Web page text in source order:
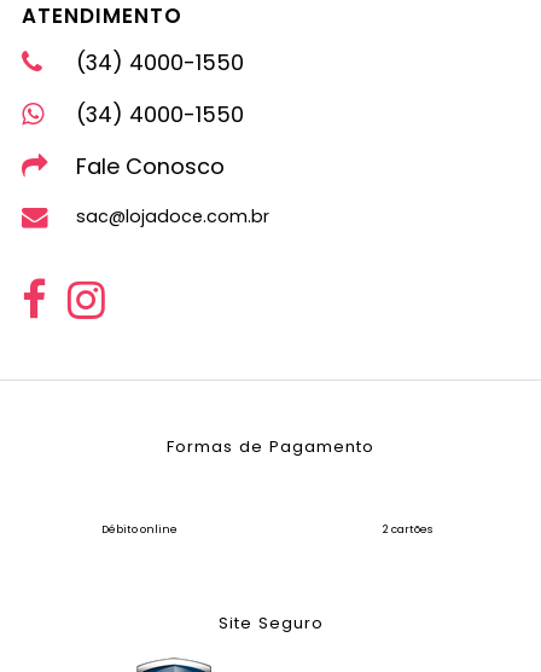
ATENDIMENTO
(34) 4000-1550
(34) 4000-1550
Fale Conosco
sac@lojadoce.com.br
Formas de Pagamento
Débito online 2 cartões
Site Seguro